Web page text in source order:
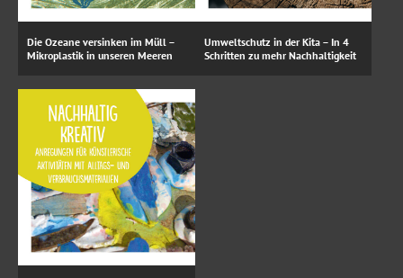
Die Ozeane versinken im Müll –
Mikroplastik in unseren Meeren
Umweltschutz in der Kita – In 4
Schritten zu mehr Nachhaltigkeit